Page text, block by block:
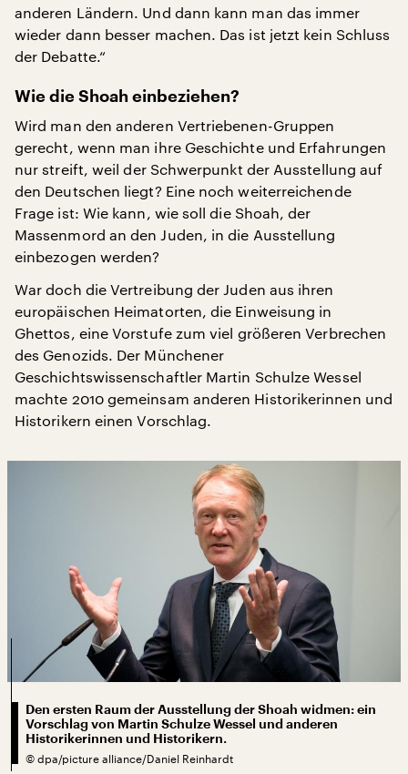
anderen Ländern. Und dann kann man das immer
wieder dann besser machen. Das ist jetzt kein Schluss
der Debatte.“
Wie die Shoah einbeziehen?
Wird man den anderen Vertriebenen-Gruppen
gerecht, wenn man ihre Geschichte und Erfahrungen
nur streift, weil der Schwerpunkt der Ausstellung auf
den Deutschen liegt? Eine noch weiterreichende
Frage ist: Wie kann, wie soll die Shoah, der
Massenmord an den Juden, in die Ausstellung
einbezogen werden?
War doch die Vertreibung der Juden aus ihren
europäischen Heimatorten, die Einweisung in
Ghettos, eine Vorstufe zum viel größeren Verbrechen
des Genozids. Der Münchener
Geschichtswissenschaftler Martin Schulze Wessel
machte 2010 gemeinsam anderen Historikerinnen und
Historikern einen Vorschlag.
Den ersten Raum der Ausstellung der Shoah widmen: ein
Vorschlag von Martin Schulze Wessel und anderen
Historikerinnen und Historikern.
© dpa/picture alliance/Daniel Reinhardt